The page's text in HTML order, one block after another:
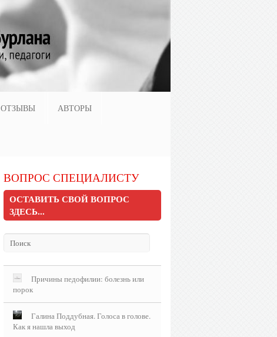
ОТЗЫВЫ АВТОРЫ
ВОПРОС СПЕЦИАЛИСТУ
ОСТАВИТЬ СВОЙ ВОПРОС
ЗДЕСЬ...
Причины педофилии: болезнь или
порок
Галина Поддубная. Голоса в голове.
Как я нашла выход